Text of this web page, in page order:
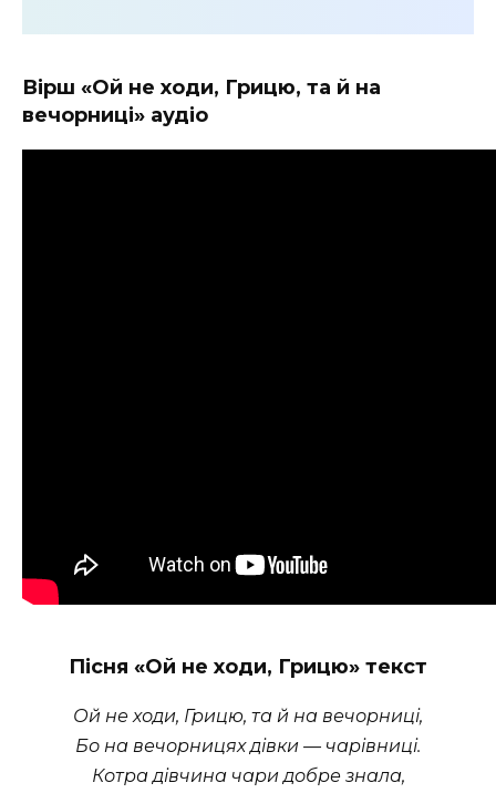
Вірш «Ой не ходи, Грицю, та й на
вечорниці» аудіо
Пісня «Ой не ходи, Грицю» текст
Ой не ходи, Грицю, та й на вечорниці,
Бо на вечорницях дівки — чарівниці.
Котра дівчина чари добре знала,